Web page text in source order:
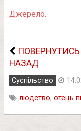
Джерело.
ПОВЕРНУТИСЬ
НАЗАД
Суспільство
людство, отець